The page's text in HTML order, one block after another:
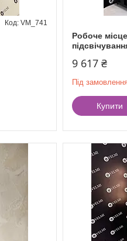
VM_741
Робоче
9 617 ₴
Під
Купити